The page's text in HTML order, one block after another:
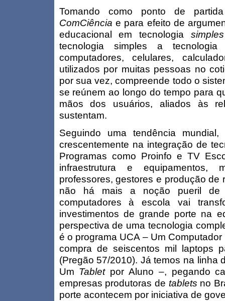
Tomando como ponto de
ComCiência e para efeito de
educacional em tecnologia simples
tecnologia simples a
computadores, celulares,
utilizados por muitas pessoas no
por sua vez, compreende todo o
se reúnem ao longo do tempo para
mãos dos usuários, aliados às
sustentam.
Seguindo uma tendência
crescentemente na integração de
Programas como Proinfo e TV
infraestrutura e equipamentos,
professores, gestores e produção de
não há mais a noção pueril de
computadores à escola vai
investimentos de grande porte na
perspectiva de uma tecnologia
é o programa UCA – Um
compra de seiscentos mil laptops
(Pregão 57/2010). Já temos na linha
Um Tablet por Aluno –, pegando
empresas produtoras de tablets no
porte acontecem por iniciativa de